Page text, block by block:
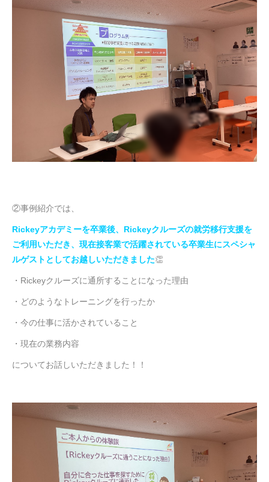
②事例紹介では、
Rickeyアカデミーを卒業後、Rickeyクルーズの就労移行支援を
ご利用いただき、現在接客業で活躍されている卒業生にスペシャ
ルゲストとしてお越しいただきました👏
・Rickeyクルーズに通所することになった理由
・どのようなトレーニングを行ったか
・今の仕事に活かされていること
・現在の業務内容
についてお話しいただきました！！